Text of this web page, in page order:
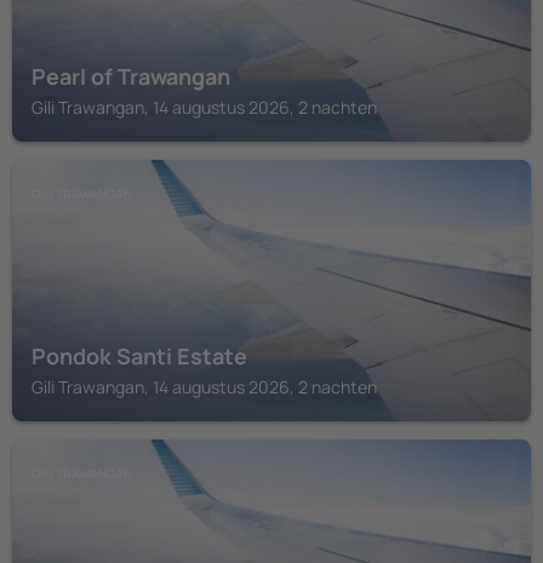
Pearl of Trawangan
Gili Trawangan, 14 augustus 2026, 2 nachten
Pondok Santi Estate
Gili Trawangan, 14 augustus 2026, 2 nachten